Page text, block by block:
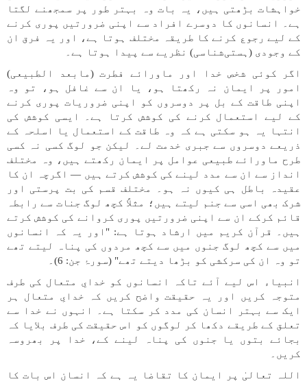
خواہشات بڑھتی ہیں، یہ بات وہ بہتر طور پر سمجھنے لگتا
ہے۔ انسانوں کا دوسرے افراد سے اپنی ضرورتیں پوری کرنے
کے لیے رجوع کرنے کا طریقہ مختلف ہوتا ہے، اور یہ فرق ان
کے وجودی (ہستی‌شناسی) نظریے سے پیدا ہوتا ہے۔
اگر کوئی شخص خدا اور ماورائے فطرت (مابعد الطبیعی)
امور پر ایمان نہ رکھتا ہو، یا ان سے غافل ہو، تو وہ
اپنی طاقت کے بل پر دوسروں کو اپنی ضروریات پوری کرنے
کے لیے استعمال کرنے کی کوشش کرتا ہے۔ ایسی کوشش کی
انتہا یہ ہو سکتی ہے کہ وہ طاقت کے استعمال یا اسلحہ کے
ذریعے دوسروں سے جبری خدمت لے۔ لیکن جو لوگ کسی نہ کسی
طرح ماورائے طبیعی عوامل پر ایمان رکھتے ہیں، وہ مختلف
انداز سے ان سے مدد لینے کی کوشش کرتے ہیں — اگرچہ ان کا
عقیدہ باطل ہی کیوں نہ ہو۔ مختلف قسم کی بت پرستی اور
شرک بھی اسی سے جنم لیتے ہیں؛ مثلاً کچھ لوگ جنات سے رابطہ
قائم کرکے ان سے اپنی ضرورتیں پوری کروانے کی کوشش کرتے
ہیں۔ قرآن کریم میں ارشاد ہوتا ہے: "اور یہ کہ انسانوں
میں سے کچھ لوگ جنوں میں سے کچھ مردوں کی پناہ لیتے تھے
تو وہ ان کی سرکشی کو بڑھا دیتے تھے" (سورۂ جن: 6)۔
انبیاء اس لیے آئے تاکہ انسانوں کو خدایِ متعال کی طرف
متوجہ کریں اور یہ حقیقت واضح کریں کہ خدایِ متعال ہر
ایک سے بہتر انسان کی مدد کر سکتا ہے۔ انہوں نے خدا سے
تعلق کے طریقے دکھا کر لوگوں کو اس حقیقت کی طرف بلایا کہ
بجائے بتوں یا جنوں کی پناہ لینے کے، خدا پر بھروسہ
کریں۔
اللہ تعالیٰ پر ایمان کا تقاضا یہ ہے کہ انسان اس بات کا